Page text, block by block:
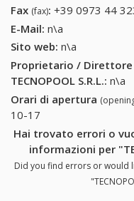
Fax (fax): +39 0973 44
E-Mail: n\a
Sito web: n\a
Proprietario /
TECNOPOOL S.R.L.: n\a
Orari di apertura
10-17
Hai trovato errori o
informazioni per
Did you find errors or would